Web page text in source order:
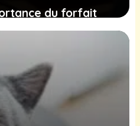
du forfait
de votre